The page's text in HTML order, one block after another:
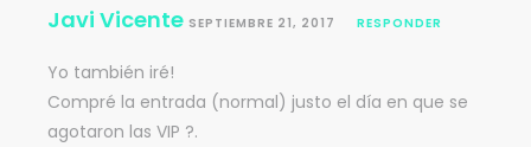
Javi Vicente SEPTIEMBRE 21, 2017 RESPONDER
Yo también iré!
Compré la entrada (normal) justo el día en que se
agotaron las VIP ?.